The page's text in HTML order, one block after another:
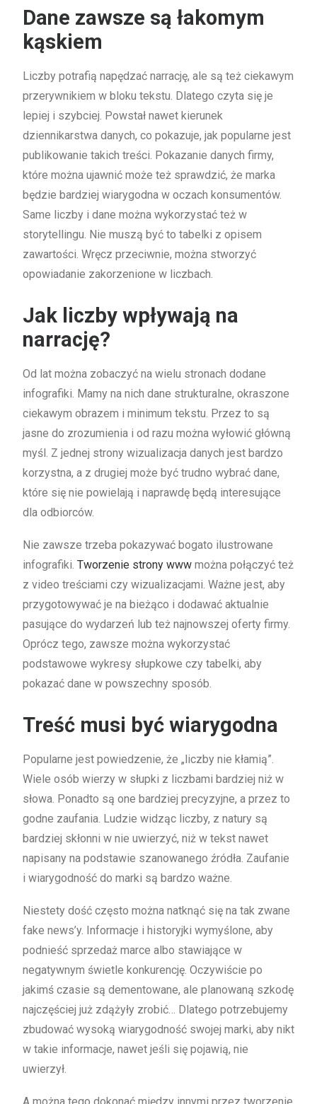
Dane zawsze są łakomym
kąskiem
Liczby potrafią napędzać narrację, ale są też ciekawym
przerywnikiem w bloku tekstu. Dlatego czyta się je
lepiej i szybciej. Powstał nawet kierunek
dziennikarstwa danych, co pokazuje, jak popularne jest
publikowanie takich treści. Pokazanie danych firmy,
które można ujawnić może też sprawdzić, że marka
będzie bardziej wiarygodna w oczach konsumentów.
Same liczby i dane można wykorzystać też w
storytellingu. Nie muszą być to tabelki z opisem
zawartości. Wręcz przeciwnie, można stworzyć
opowiadanie zakorzenione w liczbach.
Jak liczby wpływają na
narrację?
Od lat można zobaczyć na wielu stronach dodane
infografiki. Mamy na nich dane strukturalne, okraszone
ciekawym obrazem i minimum tekstu. Przez to są
jasne do zrozumienia i od razu można wyłowić główną
myśl. Z jednej strony wizualizacja danych jest bardzo
korzystna, a z drugiej może być trudno wybrać dane,
które się nie powielają i naprawdę będą interesujące
dla odbiorców.
Nie zawsze trzeba pokazywać bogato ilustrowane
infografiki. Tworzenie strony www można połączyć też
z video treściami czy wizualizacjami. Ważne jest, aby
przygotowywać je na bieżąco i dodawać aktualnie
pasujące do wydarzeń lub też najnowszej oferty firmy.
Oprócz tego, zawsze można wykorzystać
podstawowe wykresy słupkowe czy tabelki, aby
pokazać dane w powszechny sposób.
Treść musi być wiarygodna
Popularne jest powiedzenie, że „liczby nie kłamią”.
Wiele osób wierzy w słupki z liczbami bardziej niż w
słowa. Ponadto są one bardziej precyzyjne, a przez to
godne zaufania. Ludzie widząc liczby, z natury są
bardziej skłonni w nie uwierzyć, niż w tekst nawet
napisany na podstawie szanowanego źródła. Zaufanie
i wiarygodność do marki są bardzo ważne.
Niestety dość często można natknąć się na tak zwane
fake news’y. Informacje i historyjki wymyślone, aby
podnieść sprzedaż marce albo stawiające w
negatywnym świetle konkurencję. Oczywiście po
jakimś czasie są dementowane, ale planowaną szkodę
najczęściej już zdążyły zrobić… Dlatego potrzebujemy
zbudować wysoką wiarygodność swojej marki, aby nikt
w takie informacje, nawet jeśli się pojawią, nie
uwierzył.